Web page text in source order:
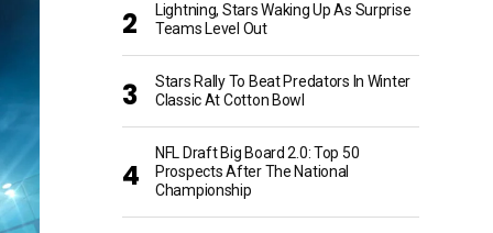
Lightning, Stars Waking Up As Surprise
Teams Level Out
Stars Rally To Beat Predators In Winter
Classic At Cotton Bowl
NFL Draft Big Board 2.0: Top 50
Prospects After The National
Championship